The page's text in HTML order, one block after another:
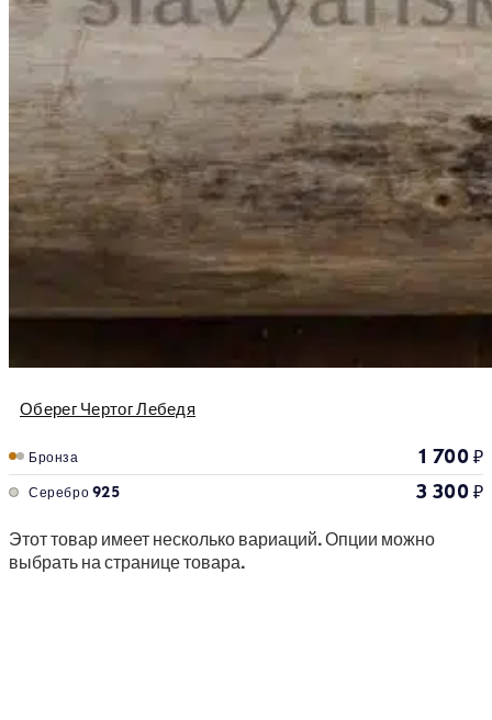
Оберег Чертог Лебедя
Бронза 1 700₽
Серебро 925 3 300₽
Этот товар имеет несколько вариаций. Опции можно
выбрать на странице товара.